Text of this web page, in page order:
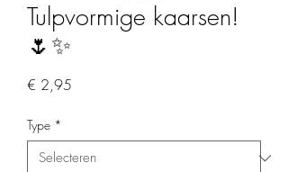
Tulpvormige kaarsen!
🌷✨​
€ 2,95
Type *